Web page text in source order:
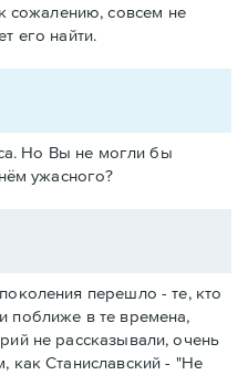
сожалению, совсем не
его найти.
Но Вы не могли бы
ужасного?
перешло - те, кто
поближе в те времена,
не рассказывали, очень
как Станиславский - "Не